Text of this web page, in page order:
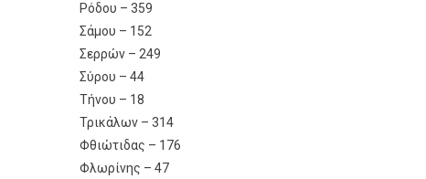
Ρόδου – 359
Σάμου – 152
Σερρών – 249
Σύρου – 44
Τήνου – 18
Τρικάλων – 314
Φθιώτιδας – 176
Φλωρίνης – 47